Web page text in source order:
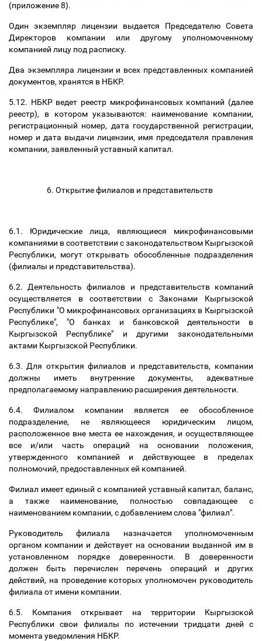
(приложение 8).
Один экземпляр лицензии выдается Председателю Совета
Директоров компании или другому уполномоченному
компанией лицу под расписку.
Два экземпляра лицензии и всех представленных компанией
документов, хранятся в НБКР.
5.12. НБКР ведет реестр микрофинансовых компаний (далее
реестр), в котором указываются: наименование компании,
регистрационный номер, дата государственной регистрации,
номер и дата выдачи лицензии, имя председателя правления
компании, заявленный уставный капитал.
6. Открытие филиалов и представительств
6.1. Юридические лица, являющиеся микрофинансовыми
компаниями в соответствии с законодательством Кыргызской
Республики, могут открывать обособленные подразделения
(филиалы и представительства).
6.2. Деятельность филиалов и представительств компаний
осуществляется в соответствии с Законами Кыргызской
Республики "О микрофинансовых организациях в Кыргызской
Республике", "О банках и банковской деятельности в
Кыргызской Республике" и другими законодательными
актами Кыргызской Республики.
6.3. Для открытия филиалов и представительств, компании
должны иметь внутренние документы, адекватные
предполагаемому направлению расширения деятельности.
6.4. Филиалом компании является ее обособленное
подразделение, не являющееся юридическим лицом,
расположенное вне места ее нахождения, и осуществляющее
все и/или часть операций на основании положения,
утвержденного компанией и действующее в пределах
полномочий, предоставленных ей компанией.
Филиал имеет единый с компанией уставный капитал, баланс,
а также наименование, полностью совпадающее с
наименованием компании, с добавлением слова "филиал".
Руководитель филиала назначается уполномоченным
органом компании и действует на основании выданной им в
установленном порядке доверенности. В доверенности
должен быть перечислен перечень операций и других
действий, на проведение которых уполномочен руководитель
филиала от имени компании.
6.5. Компания открывает на территории Кыргызской
Республики свои филиалы по истечении тридцати дней с
момента уведомления НБКР.